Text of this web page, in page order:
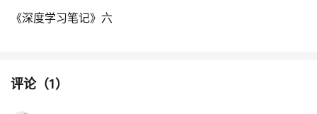
《深度学习笔记》六
评论（1）